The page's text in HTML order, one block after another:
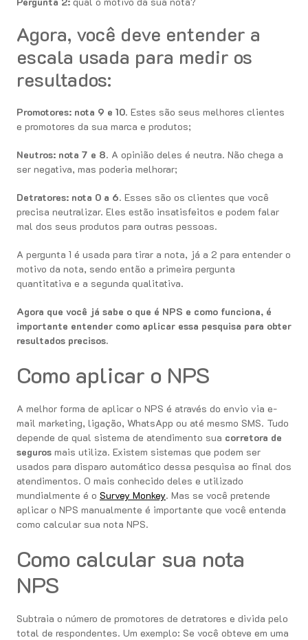
Agora, você deve entender a
escala usada para medir os
resultados:
Promotores: nota 9 e 10. Estes são seus melhores clientes
e promotores da sua marca e produtos;
Neutros: nota 7 e 8. A opinião deles é neutra. Não chega a
ser negativa, mas poderia melhorar;
Detratores: nota 0 a 6. Esses são os clientes que você
precisa neutralizar. Eles estão insatisfeitos e podem falar
mal dos seus produtos para outras pessoas.
A pergunta 1 é usada para tirar a nota, já a 2 para entender o
motivo da nota, sendo então a primeira pergunta
quantitativa e a segunda qualitativa.
Agora que você já sabe o que é NPS e como funciona, é
importante entender como aplicar essa pesquisa para obter
resultados precisos.
Como aplicar o NPS
A melhor forma de aplicar o NPS é através do envio via e-
mail marketing, ligação, WhatsApp ou até mesmo SMS. Tudo
depende de qual sistema de atendimento sua corretora de
seguros mais utiliza. Existem sistemas que podem ser
usados para disparo automático dessa pesquisa ao final dos
atendimentos. O mais conhecido deles e utilizado
mundialmente é o Survey Monkey. Mas se você pretende
aplicar o NPS manualmente é importante que você entenda
como calcular sua nota NPS.
Como calcular sua nota
NPS
Subtraia o número de promotores de detratores e divida pelo
total de respondentes. Um exemplo: Se você obteve em uma